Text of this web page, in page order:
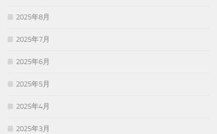
2025年8月
2025年7月
2025年6月
2025年5月
2025年4月
2025年3月